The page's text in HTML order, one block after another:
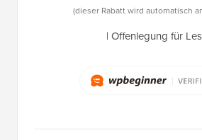
(dieser Rabatt wird automatisch
| Offenlegung für